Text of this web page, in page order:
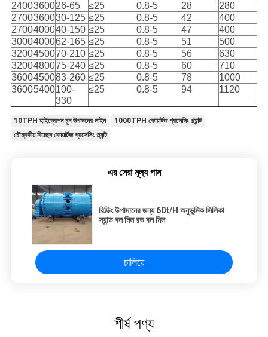
2400360026-65 ≤25 0.8-5 28
280
2700360030-125 ≤25 0.8-5 42
400
2700400040-150 ≤25 0.8-5 47
400
3000400062-165 ≤25 0.8-5 51
500
3200450070-210 ≤25 0.8-5 56
630
3200480075-240 ≤25 0.8-5 60
710
3600450083-260 ≤25 0.8-5 78
1000
36005400100-
330
≤25 0.8-5 94 1120
10TPH হাইড্রেশন চুন উত্পাদনের লাইন
1000TPH কোয়ার্টজ প্রসেসিং প্ল্যান্ট
চৌম্বকীয় বিচ্ছেদ কোয়ার্টজ প্রসেসিং প্ল্যান্ট
এর সেরা মূল্য পান
বিল্ডিং উপাদানের জন্য 60t/H অনুভূমিক সিলিকা
স্যান্ড বল মিল রড বল মিল
চালিয়ে
শীর্ষ পণ্য